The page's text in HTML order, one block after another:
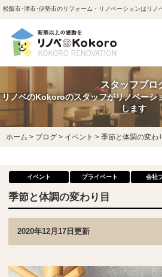
松阪市･津市･伊勢市のリフォーム・リノベーションはリノ
スタッフブロ
リノベのKokoroのスタッフがリノベーシ
します
ホーム > ブログ > イベント > 季節と体調の変わ
イベント プライベート 会社
季節と体調の変わり目
2020年12月17日更新